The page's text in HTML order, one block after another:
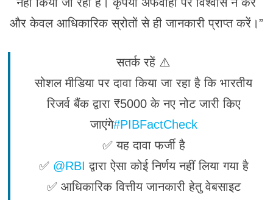
और केवल आधिकारिक स्रोतों से ही जानकारी प्राप्त करें।”
सतर्क रहें ⚠️
सोशल मीडिया पर दावा किया जा रहा है कि भारतीय
रिजर्व बैंक द्वारा ₹5000 के नए नोट जारी किए
जाएंगे#PIBFactCheck
✅ यह दावा फर्जी है
✅ @RBI द्वारा ऐसा कोई निर्णय नहीं लिया गया है
✅ आधिकारिक वित्तीय जानकारी हेतु वेबसाइट